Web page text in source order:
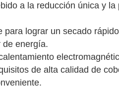
a la reducción única y
lograr un secado
de energía.
de alta calidad de